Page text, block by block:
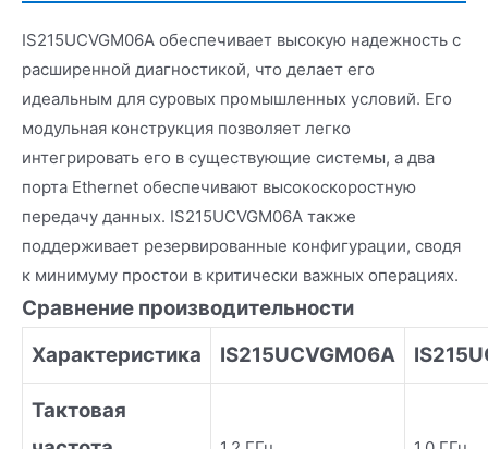
IS215UCVGM06A обеспечивает высокую надежность с
расширенной диагностикой, что делает его
идеальным для суровых промышленных условий. Его
модульная конструкция позволяет легко
интегрировать его в существующие системы, а два
порта Ethernet обеспечивают высокоскоростную
передачу данных. IS215UCVGM06A также
поддерживает резервированные конфигурации, сводя
к минимуму простои в критически важных операциях.
Сравнение производительности
Характеристика
IS215UCVGM06A
Тактовая